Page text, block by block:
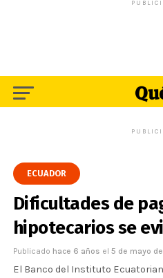
ECUADOR
Dificultades de
hipotecarios se
Publicado hace 6 años el 5 de mayo
El Banco del Instituto